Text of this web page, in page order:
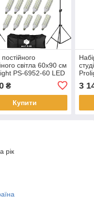
світла 60х90 см
PS-6952-60 LED
ламп +
₴
Купити
3
рік